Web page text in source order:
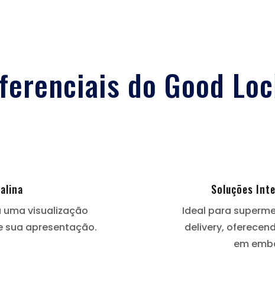
do Good
uma visualização
sua apresentação.
Soluções
Ideal para
delivery,
em